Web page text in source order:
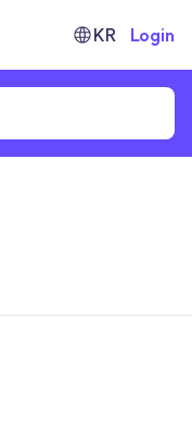
KR Login